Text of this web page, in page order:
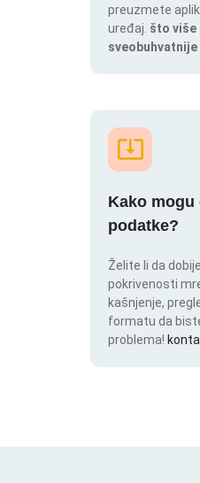
preuzmete
uređaj. što više
sveobuhvatnije
Kako mogu
podatke?
Želite li da
pokrivenosti
kašnjenje,
formatu da
problema!